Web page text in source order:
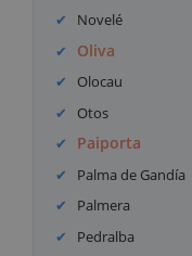
Novelé
Oliva
Olocau
Otos
Paiporta
Palma de Gandía
Palmera
Pedralba